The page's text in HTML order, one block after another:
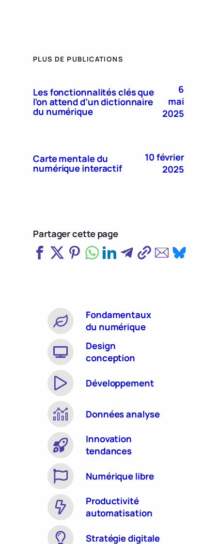
PLUS DE PUBLICATIONS
Les fonctionnalités clés que
l’on attend d’un dictionnaire
du numérique
6
mai
2025
Carte mentale du
numérique interactif
10 février
2025
Partager cette page
Fondamentaux
du numérique
Design
conception
Développement
Données analyse
Innovation
tendances
Numérique libre
Productivité
automatisation
Stratégie digitale